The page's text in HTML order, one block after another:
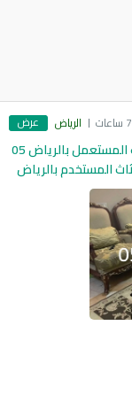
الرياض عرض
توصيل جمعيه خيريه تاخذ تستقبل الاثاث المستعمل بالرياض 05